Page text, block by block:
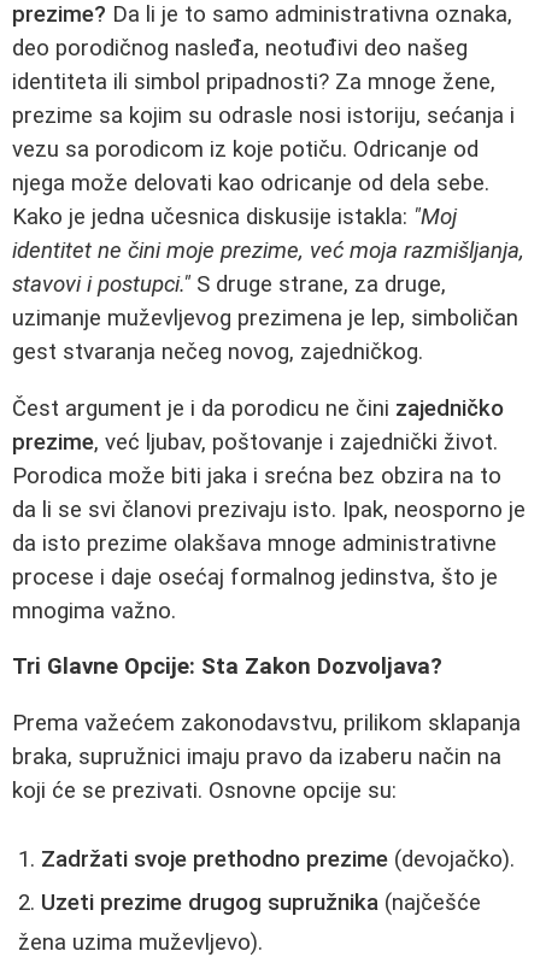
prezime? Da li je to samo administrativna oznaka,
deo porodičnog nasleđa, neotuđivi deo našeg
identiteta ili simbol pripadnosti? Za mnoge žene,
prezime sa kojim su odrasle nosi istoriju, sećanja i
vezu sa porodicom iz koje potiču. Odricanje od
njega može delovati kao odricanje od dela sebe.
Kako je jedna učesnica diskusije istakla: "Moj
identitet ne čini moje prezime, već moja razmišljanja,
stavovi i postupci." S druge strane, za druge,
uzimanje muževljevog prezimena je lep, simboličan
gest stvaranja nečeg novog, zajedničkog.
Čest argument je i da porodicu ne čini zajedničko
prezime, već ljubav, poštovanje i zajednički život.
Porodica može biti jaka i srećna bez obzira na to
da li se svi članovi prezivaju isto. Ipak, neosporno je
da isto prezime olakšava mnoge administrativne
procese i daje osećaj formalnog jedinstva, što je
mnogima važno.
Tri Glavne Opcije: Sta Zakon Dozvoljava?
Prema važećem zakonodavstvu, prilikom sklapanja
braka, supružnici imaju pravo da izaberu način na
koji će se prezivati. Osnovne opcije su:
Zadržati svoje prethodno prezime (devojačko).
Uzeti prezime drugog supružnika (najčešće
žena uzima muževljevo).